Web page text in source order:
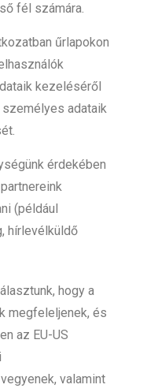
fél számára.
űrlapokon
kezeléséről
adataik
érdekében
(például
hírlevélküldő
hogy a
megfeleljenek, és
az EU-US
valamint